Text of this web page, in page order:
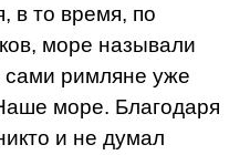
в то время, по
море называли
римляне уже
море. Благодаря
и не думал